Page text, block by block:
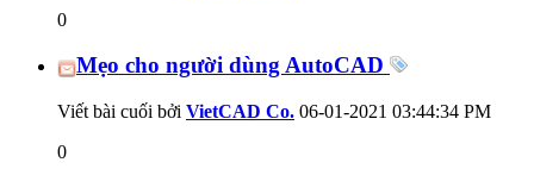
0
Mẹo cho người dùng AutoCAD
Viết bài cuối bởi VietCAD Co. 06-01-2021 03:44:34 PM
0